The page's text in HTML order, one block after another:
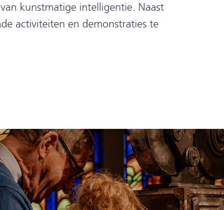
kunstmatige intelligentie. Naast
activiteiten en demonstraties te